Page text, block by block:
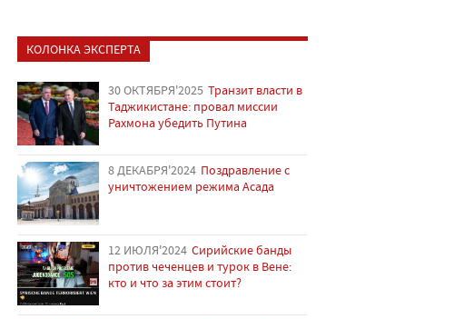
КОЛОНКА ЭКСПЕРТА
30 ОКТЯБРЯ'2025 Транзит власти в
Таджикистане: провал миссии
Рахмона убедить Путина
8 ДЕКАБРЯ'2024 Поздравление с
уничтожением режима Асада
12 ИЮЛЯ'2024 Сирийские банды
против чеченцев и турок в Вене:
кто и что за этим стоит?